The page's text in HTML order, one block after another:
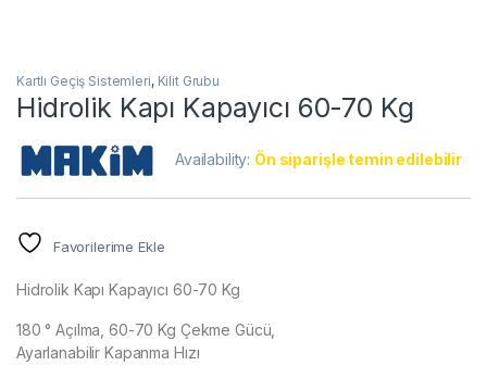
Kartlı Geçiş Sistemleri, Kilit Grubu
Hidrolik Kapı Kapayıcı 60-70 Kg
Availability: Ön siparişle temin edilebilir
Favorilerime Ekle
Hidrolik Kapı Kapayıcı 60-70 Kg
180 ° Açılma, 60-70 Kg Çekme Gücü,
Ayarlanabilir Kapanma Hızı